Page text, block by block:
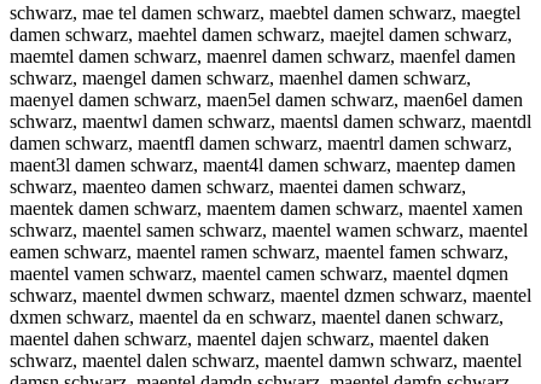
schwarz, mae tel damen schwarz, maebtel damen schwarz, maegtel
damen schwarz, maehtel damen schwarz, maejtel damen schwarz,
maemtel damen schwarz, maenrel damen schwarz, maenfel damen
schwarz, maengel damen schwarz, maenhel damen schwarz,
maenyel damen schwarz, maen5el damen schwarz, maen6el damen
schwarz, maentwl damen schwarz, maentsl damen schwarz, maentdl
damen schwarz, maentfl damen schwarz, maentrl damen schwarz,
maent3l damen schwarz, maent4l damen schwarz, maentep damen
schwarz, maenteo damen schwarz, maentei damen schwarz,
maentek damen schwarz, maentem damen schwarz, maentel xamen
schwarz, maentel samen schwarz, maentel wamen schwarz, maentel
eamen schwarz, maentel ramen schwarz, maentel famen schwarz,
maentel vamen schwarz, maentel camen schwarz, maentel dqmen
schwarz, maentel dwmen schwarz, maentel dzmen schwarz, maentel
dxmen schwarz, maentel da en schwarz, maentel danen schwarz,
maentel dahen schwarz, maentel dajen schwarz, maentel daken
schwarz, maentel dalen schwarz, maentel damwn schwarz, maentel